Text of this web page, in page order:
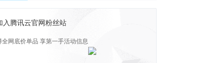
入腾讯云官网粉丝站
全网底价单品 享第一手活动信息